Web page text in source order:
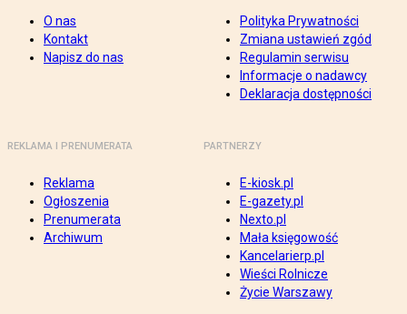
O nas
Kontakt
Napisz do nas
Polityka Prywatności
Zmiana ustawień zgód
Regulamin serwisu
Informacje o nadawcy
Deklaracja dostępności
REKLAMA I PRENUMERATA
Reklama
Ogłoszenia
Prenumerata
Archiwum
PARTNERZY
E-kiosk.pl
E-gazety.pl
Nexto.pl
Mała księgowość
Kancelarierp.pl
Wieści Rolnicze
Życie Warszawy